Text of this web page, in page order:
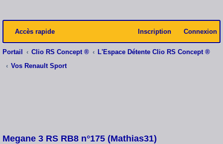
Accès rapide Connexion
Inscription
Portail Clio RS Concept ®
L'Espace Détente Clio RS Concept ®
Vos Renault Sport
Megane 3 RS RB8 n°175 (Mathias31)